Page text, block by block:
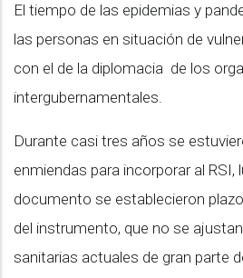
El tiempo de las epidemias y
las personas en situación de
con el de la diplomacia de los
intergubernamentales.
Durante casi tres años se
enmiendas para incorporar al RSI,
documento se establecieron
del instrumento, que no se
sanitarias actuales de gran parte